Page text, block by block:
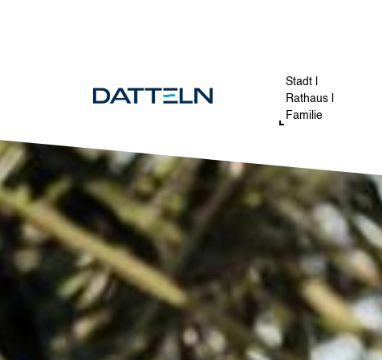
Stadt |
Rathaus |
Familie